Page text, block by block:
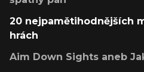
20 nejpamětihodnějších
hrách
Aim Down Sights aneb